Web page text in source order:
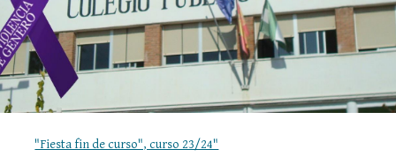
"Fiesta fin de curso", curso 23/24"